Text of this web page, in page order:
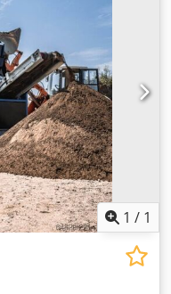
1 / 1